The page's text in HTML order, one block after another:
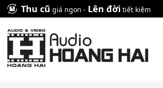
Skip
to
content
Thu cũ giá ngon - Lên đời tiết kiệm